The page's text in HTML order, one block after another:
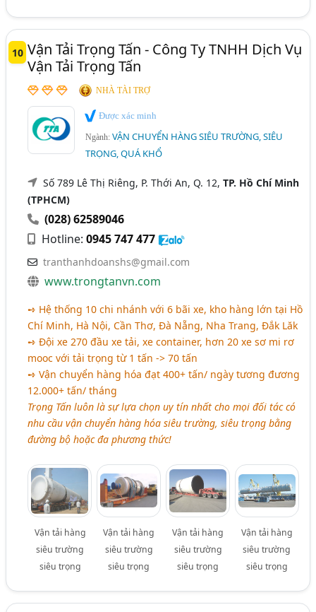
10 Vận Tải Trọng Tấn - Công Ty TNHH Dịch Vụ
Vận Tải Trọng Tấn
NHÀ TÀI TRỢ
Được xác minh
Ngành:VẬN CHUYỂN HÀNG SIÊU TRƯỜNG, SIÊU
TRỌNG, QUÁ KHỔ
Số 789 Lê Thị Riêng, P. Thới An, Q. 12,TP. Hồ Chí Minh
(TPHCM)
(028) 62589046
Hotline:0945 747 477
tranthanhdoanshs@gmail.com
www.trongtanvn.com
➺ Hệ thống 10 chi nhánh với 6 bãi xe, kho hàng lớn tại Hồ
Chí Minh, Hà Nội, Cần Thơ, Đà Nẵng, Nha Trang, Đắk Lăk
➺ Đội xe 270 đầu xe tải, xe container, hơn 20 xe sơ mi rơ
mooc với tải trọng từ 1 tấn -> 70 tấn
➺ Vận chuyển hàng hóa đạt 400+ tấn/ ngày tương đương
12.000+ tấn/ tháng
Trọng Tấn luôn là sự lựa chọn uy tín nhất cho mọi đối tác có
nhu cầu vận chuyển hàng hóa siêu trường, siêu trọng bằng
đường bộ hoặc đa phương thức!
Vận tải hàng
siêu trường
siêu trọng
Vận tải hàng
siêu trường
siêu trọng
Vận tải hàng
siêu trường
siêu trọng
Vận tải hàng
siêu trường
siêu trọng